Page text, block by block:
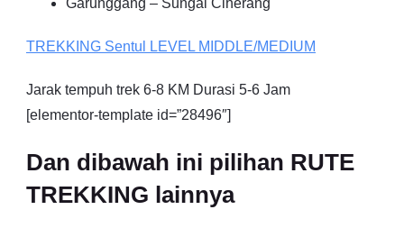
Garunggang – Sungai Ciherang
TREKKING Sentul LEVEL MIDDLE/MEDIUM
Jarak tempuh trek 6-8 KM Durasi 5-6 Jam
[elementor-template id=”28496″]
Dan dibawah ini pilihan RUTE
TREKKING lainnya